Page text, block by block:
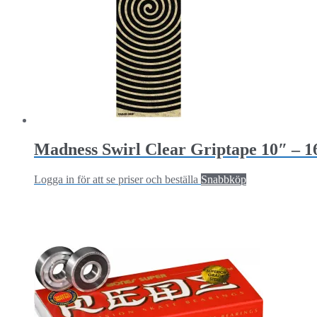
Madness Swirl Clear Griptape 10″ –
Logga in för att se priser och beställa Snabbköp